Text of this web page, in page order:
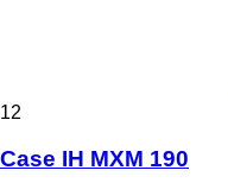
12
Case IH MXM 190